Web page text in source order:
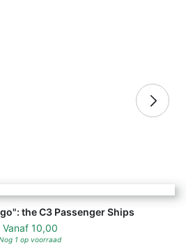
the C3 Passenger Ships
Vanaf 10,00
1 op voorraad